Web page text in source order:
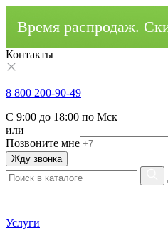
Время распродаж.
Контакты
8 800 200-90-49
С 9:00 до 18:00 по Мск
или
Позвоните мне
Жду звонка
Услуги